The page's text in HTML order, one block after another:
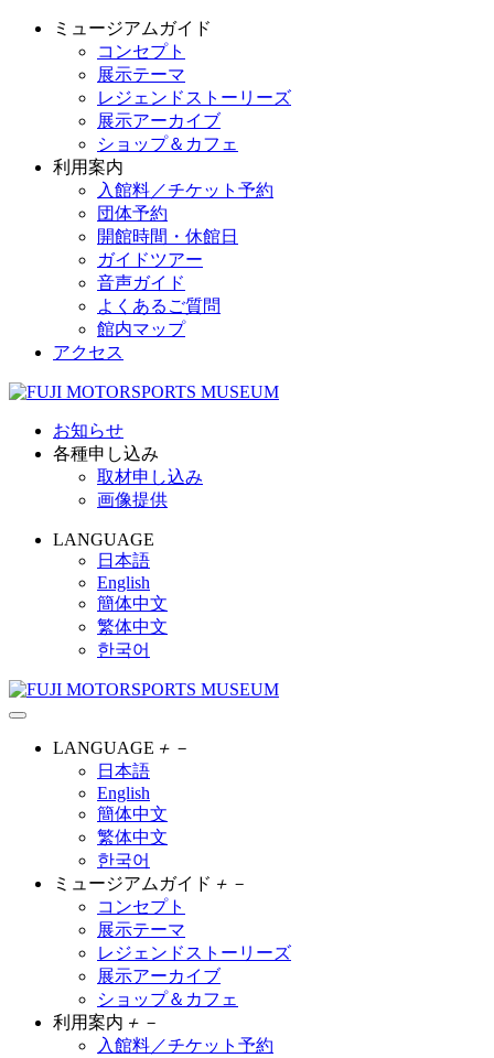
ミュージアムガイド
コンセプト
展示テーマ
レジェンドストーリーズ
展示アーカイブ
ショップ＆カフェ
利用案内
入館料／チケット予約
団体予約
開館時間・休館日
ガイドツアー
音声ガイド
よくあるご質問
館内マップ
アクセス
お知らせ
各種申し込み
取材申し込み
画像提供
LANGUAGE
日本語
English
簡体中文
繁体中文
한국어
LANGUAGE ＋ －
日本語
English
簡体中文
繁体中文
한국어
ミュージアムガイド ＋ －
コンセプト
展示テーマ
レジェンドストーリーズ
展示アーカイブ
ショップ＆カフェ
利用案内 ＋ －
入館料／チケット予約